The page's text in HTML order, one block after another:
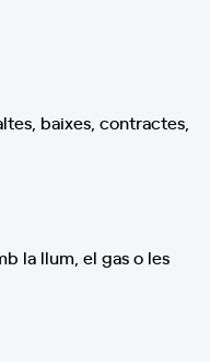
baixes, contractes,
la llum, el gas o les